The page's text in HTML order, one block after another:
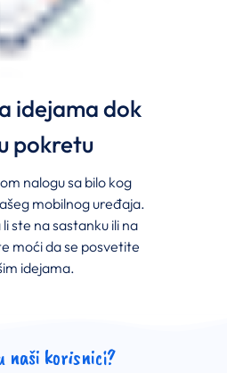
idejama dok
pokretu
nalogu sa bilo kog
mobilnog uređaja.
ste na sastanku ili na
moći da se posvetite
idejama.
naši korisnici?